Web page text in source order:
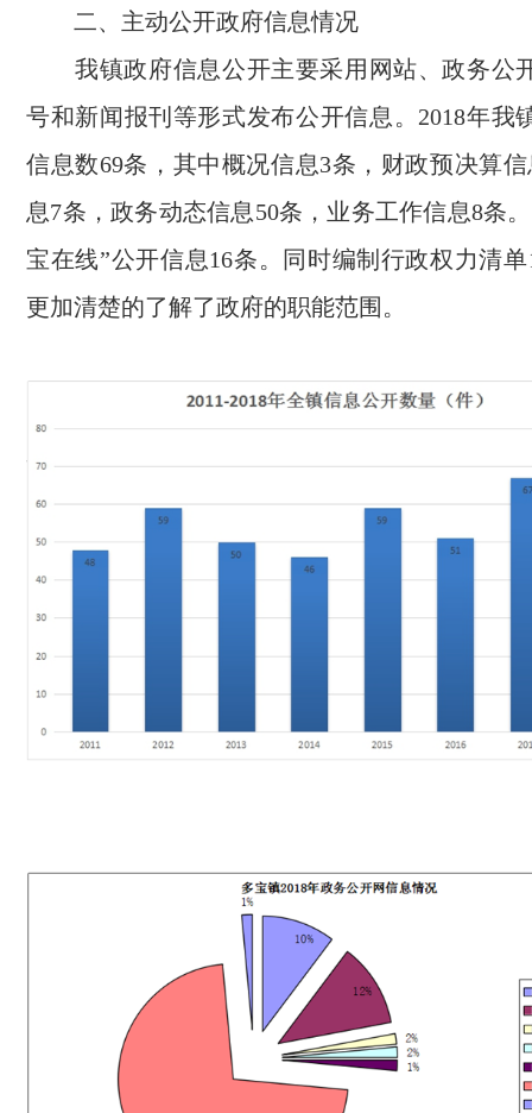
二、主动公开政府信息情况
我镇政府信息公开主要采用网站、政务公
号和新闻报刊等形式发布公开信息。 2018年我
信息数69条， 其中概况信息3条，财政预决算
息7条，政务动态信息50条，业务工作信息8条
宝在线”公开信息16条。 同时编制行政权力清单
更加清楚的了解了政府的职能范围。